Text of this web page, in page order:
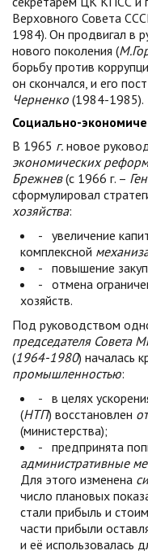
Верховного Совета
1984). Он продвигал в
нового поколения (
борьбу против
он скончался, и его
Черненко (1984-1985).
Социально-
В 1965 г. новое
экономических реформ
Брежнев(с 1966 г. –
сформулировал
хозяйства:
- увеличение
комплексной
- повышение
- отмена
хозяйств.
Под руководством
председателя Совета
(1964-1980) началась
промышленностью:
- в целях
(НТП) восстановлен
(министерства);
- предпринята
административные
Для этого изменена
число плановых
стали прибыль и
части прибыли
и её использовалась